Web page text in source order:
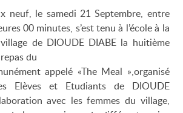
neuf, le samedi 21 Septembre, entre
00 minutes, s’est tenu à l’école à la
de DIOUDE DIABE la huitième
du
appelé «The Meal »,organisé
Elèves et Etudiants de DIOUDE
avec les femmes du village,